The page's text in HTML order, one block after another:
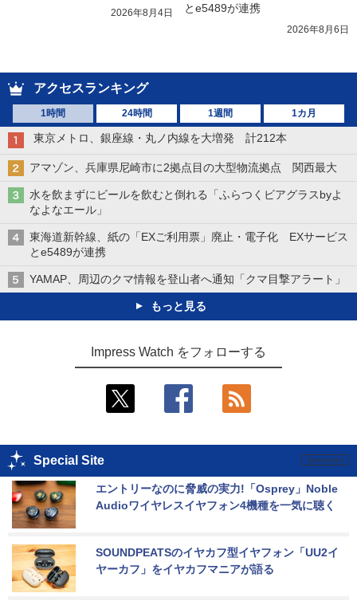
2026年8月4日
とe5489が連携
2026年8月6日
アクセスランキング
1時間 24時間 1週間 1カ月
東京メトロ、銀座線・丸ノ内線を大増発 計212本
アマゾン、兵庫県尼崎市に2拠点目の大型物流拠点 関西最大
水を飲まずにビールを飲むと倒れる「ふらつくビアグラスbyよ
なよなエール」
東海道新幹線、紙の「EXご利用票」廃止・電子化 EXサービス
とe5489が連携
YAMAP、周辺のクマ情報を登山者へ通知「クマ目撃アラート」
もっと見る
Impress Watch をフォローする
Special Site
エントリーなのに脅威の実力!「Osprey」Noble
Audioワイヤレスイヤフォン4機種を一気に聴く
SOUNDPEATSのイヤカフ型イヤフォン「UU2イ
ヤーカフ」をイヤカフマニアが語る